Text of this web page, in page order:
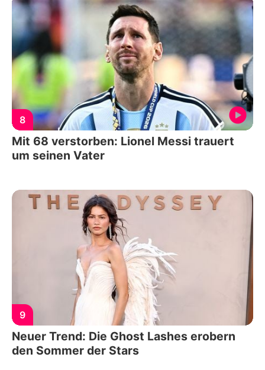
8
Mit 68 verstorben: Lionel Messi trauert
um seinen Vater
9
Neuer Trend: Die Ghost Lashes erobern
den Sommer der Stars